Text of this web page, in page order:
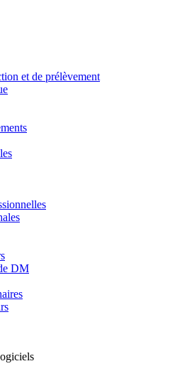
et de prélèvement
DM